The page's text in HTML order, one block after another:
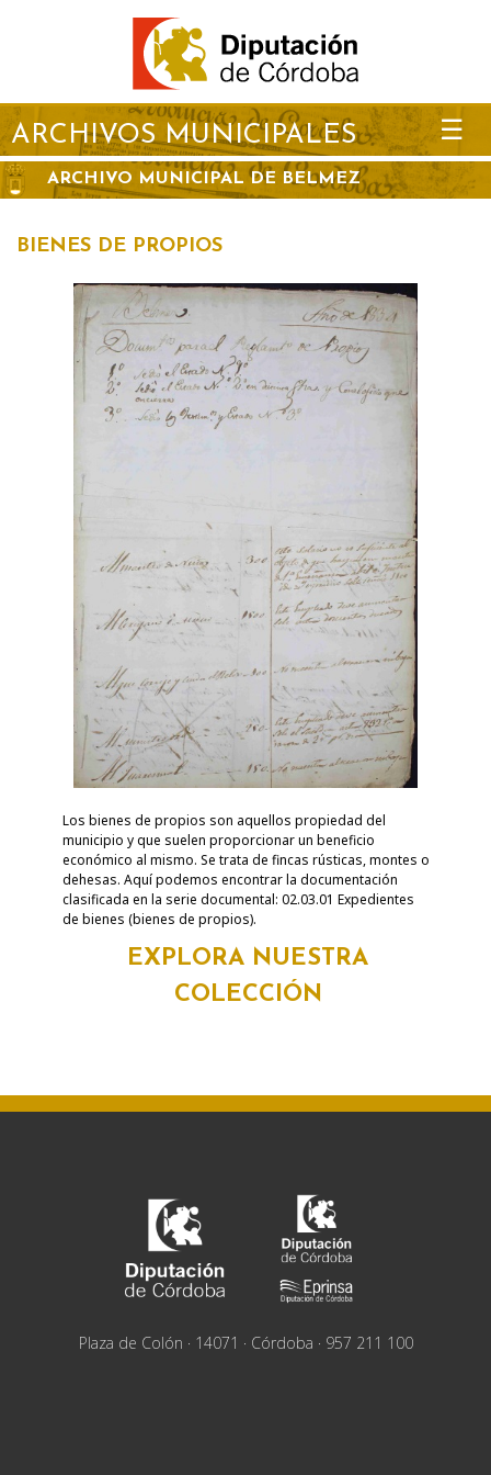
ARCHIVOS MUNICIPALES ☰
ARCHIVO MUNICIPAL DE BELMEZ
BIENES DE PROPIOS
Los bienes de propios son aquellos propiedad del
municipio y que suelen proporcionar un beneficio
económico al mismo. Se trata de fincas rústicas, montes o
dehesas. Aquí podemos encontrar la documentación
clasificada en la serie documental: 02.03.01 Expedientes
de bienes (bienes de propios).
EXPLORA NUESTRA
COLECCIÓN
Plaza de Colón · 14071 · Córdoba · 957 211 100